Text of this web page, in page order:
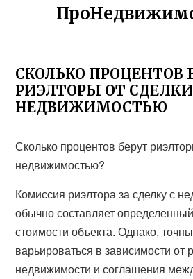
СКОЛЬКО ПРОЦЕНТОВ
РИЭЛТОРЫ ОТ
НЕДВИЖИМОСТЬЮ
Сколько процентов берут
недвижимостью?
Комиссия риэлтора за сделку с
обычно составляет
стоимости объекта. Однако,
варьироваться в зависимости от
недвижимости и соглашения